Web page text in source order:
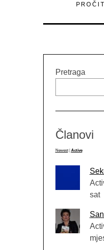
Pretraga
Članovi
Newest | Active
sat